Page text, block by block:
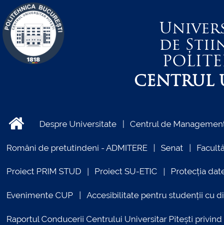
de
CENTRUL
Despre Universitate Centrul de
Români de pretutindeni - ADMITERE Senat
Proiect PRIM STUD Proiect SU-ETIC Protecția
Evenimente CUP Accesibilitate pentru studenții cu
Raportul Conducerii Centrului Universitar Pitești